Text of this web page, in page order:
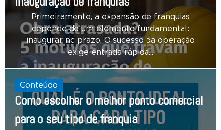
Primeiramente, a expansão de franquias
depende de um elemento fundamental:
inaugurar no prazo. O sucesso da operação
exige entrada rápida...
Conteúdo
Como escolher o melhor ponto comercial
para o seu tipo de franquia